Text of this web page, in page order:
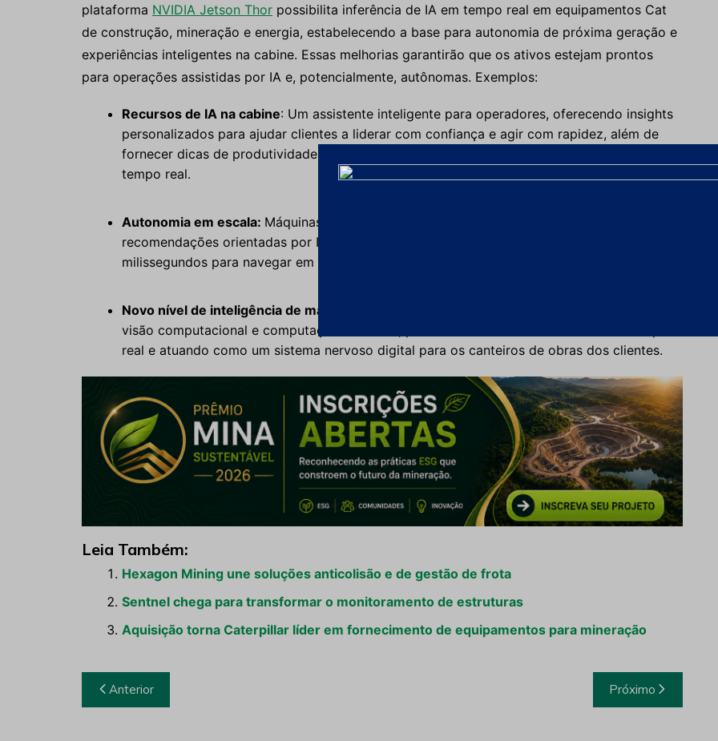
plataforma NVIDIA Jetson Thor possibilita inferência de IA em tempo real em equipamentos Cat
de construção, mineração e energia, estabelecendo a base para autonomia de próxima geração e
experiências inteligentes na cabine. Essas melhorias garantirão que os ativos estejam prontos
para operações assistidas por IA e, potencialmente, autônomas. Exemplos:
Recursos de IA na cabine: Um assistente inteligente para operadores, oferecendo insights
personalizados para ajudar clientes a liderar com confiança e agir com rapidez, além de
fornecer dicas de produtividade, alertas de segurança para operadores e orientação em
tempo real.
Autonomia em escala: Máquinas de construção e mineração equipadas com
recomendações orientadas por IA, capazes de processar bilhões de pontos de dados em
milissegundos para navegar em condições complexas e variáveis de trabalho.
Novo nível de inteligência de máquina:
visão computacional e computação de borda, processando dados de sensores em tempo
real e atuando como um sistema nervoso digital para os canteiros de obras dos clientes.
Leia Também:
Hexagon Mining une soluções anticolisão e de gestão de frota
Sentnel chega para transformar o monitoramento de estruturas
Aquisição torna Caterpillar líder em fornecimento de equipamentos para mineração
Navegação
de
Anterior Próximo